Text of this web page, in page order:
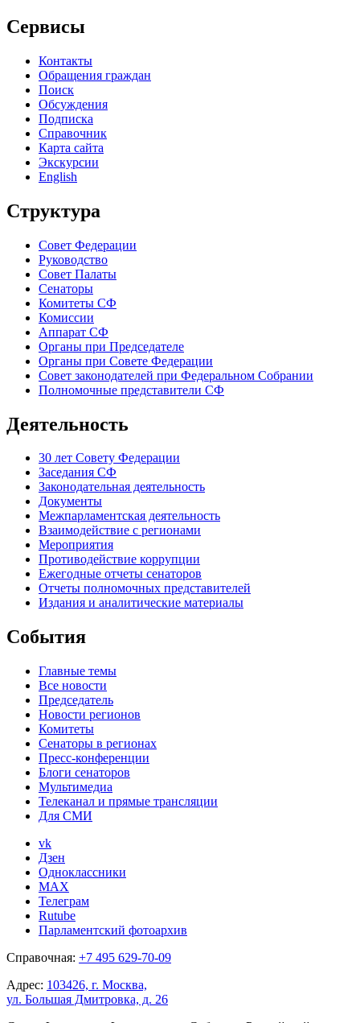
Сервисы
Контакты
Обращения граждан
Поиск
Обсуждения
Подписка
Справочник
Карта сайта
Экскурсии
English
Структура
Совет Федерации
Руководство
Совет Палаты
Сенаторы
Комитеты СФ
Комиссии
Аппарат СФ
Органы при Председателе
Органы при Совете Федерации
Совет законодателей при Федеральном Собрании
Полномочные представители СФ
Деятельность
30 лет Совету Федерации
Заседания СФ
Законодательная деятельность
Документы
Межпарламентская деятельность
Взаимодействие с регионами
Мероприятия
Противодействие коррупции
Ежегодные отчеты сенаторов
Отчеты полномочных представителей
Издания и аналитические материалы
События
Главные темы
Все новости
Председатель
Новости регионов
Комитеты
Сенаторы в регионах
Пресс-конференции
Блоги сенаторов
Мультимедиа
Телеканал и прямые трансляции
Для СМИ
vk
Дзен
Одноклассники
MAX
Телеграм
Rutube
Парламентский фотоархив
Справочная: +7 495 629-70-09
Адрес: 103426, г. Москва,
ул. Большая Дмитровка, д. 26